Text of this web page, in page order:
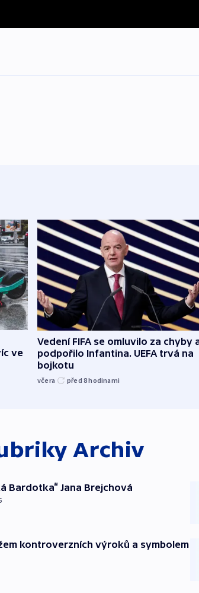
ve
Vedení FIFA se omluvilo za chyby
podpořilo Infantina. UEFA trvá na
bojkotu
včera před 8hodinami
Archiv
Bardotka“ Jana Brejchová
kontroverzních výroků a symbolem